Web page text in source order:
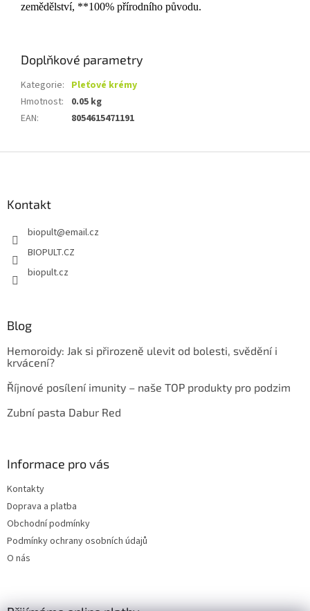
zemědělství, **100% přírodního původu.
Doplňkové parametry
Kategorie: Pleťové krémy
Hmotnost:
0.05 kg
EAN: 8054615471191
Kontakt
biopult@email.cz
BIOPULT.CZ
biopult.cz
Blog
Hemoroidy: Jak si přirozeně ulevit od bolesti, svědění i
krvácení?
Říjnové posílení imunity – naše TOP produkty pro podzim
Zubní pasta Dabur Red
Informace pro vás
Kontakty
Doprava a platba
Obchodní podmínky
Podmínky ochrany osobních údajů
O nás